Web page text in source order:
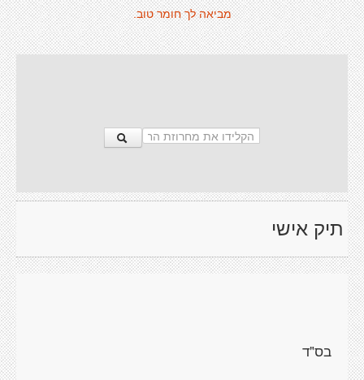
מביאה לך חומר טוב.
תיק אישי
בס"ד